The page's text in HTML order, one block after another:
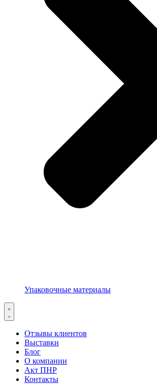
Упаковочные материалы
Отзывы клиентов
Выставки
Блог
О компании
Акт ПНР
Контакты